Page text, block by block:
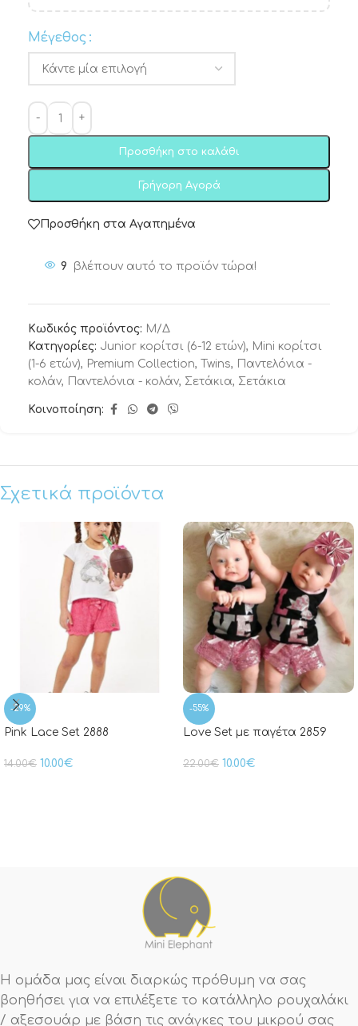
Μέγεθος
Προσθήκη στο καλάθι
Γρήγορη Αγορά
Προσθήκη στα Αγαπημένα
9 βλέπουν αυτό το προϊόν τώρα!
Κωδικός προϊόντος: Μ/Δ
Κατηγορίες: Junior κορίτσι (6-12 ετών), Mini κορίτσι
(1-6 ετών), Premium Collection, Twins,
Παντελόνια -
κολάν, Παντελόνια - κολάν, Σετάκια, Σετάκια
Κοινοποίηση:
Σχετικά προϊόντα
-29%
Pink Lace Set 2888
14.00€ 10.00€
-55%
Love Set με παγέτα 2859
22.00€ 10.00€
Η ομάδα μας είναι διαρκώς πρόθυμη να σας
βοηθήσει για να επιλέξετε το κατάλληλο ρουχαλάκι
/ αξεσουάρ με βάση τις ανάγκες του μικρού σας